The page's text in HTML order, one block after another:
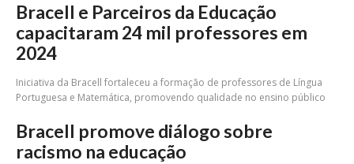
Bracell e Parceiros da Educação
capacitaram 24 mil professores em
2024
Iniciativa da Bracell fortaleceu a formação de professores de Língua
Portuguesa e Matemática, promovendo qualidade no ensino público
Bracell promove diálogo sobre
racismo na educação